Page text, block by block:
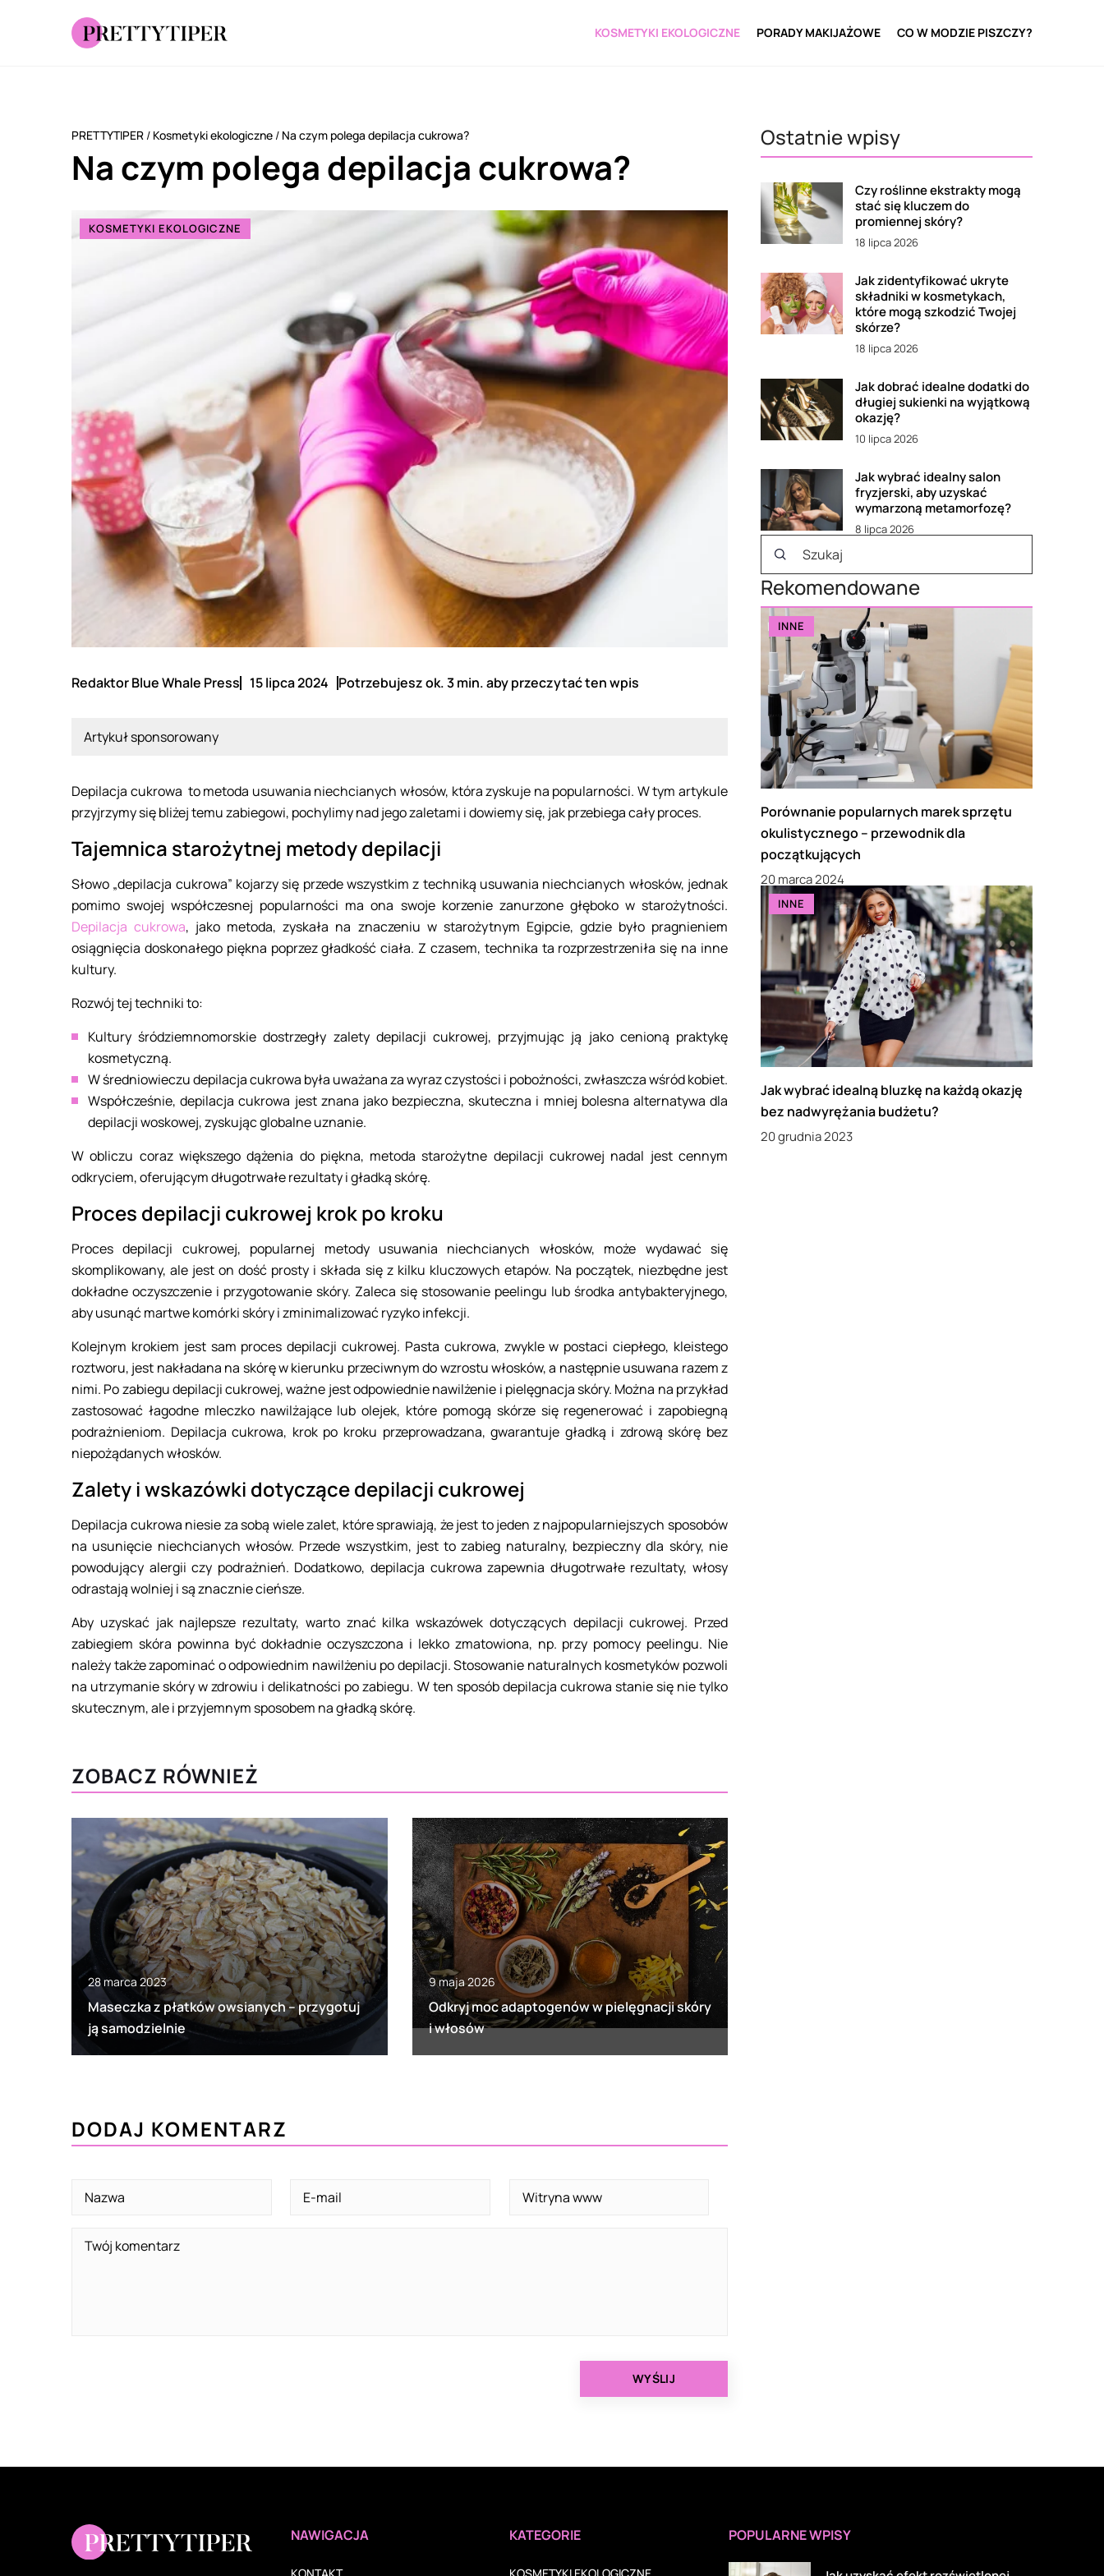
KOSMETYKI EKOLOGICZNE PORADY MAKIJAŻOWE CO W MODZIE PISZCZY?
PRETTYTIPER / Kosmetyki ekologiczne / Na czym polega depilacja cukrowa?
Na czym polega depilacja cukrowa?
KOSMETYKI EKOLOGICZNE
Redaktor Blue Whale Press 15 lipca 2024 Potrzebujesz ok. 3 min. aby przeczytać ten wpis
Artykuł sponsorowany
Depilacja cukrowa to metoda usuwania niechcianych włosów, która zyskuje na popularności. W tym artykule
przyjrzymy się bliżej temu zabiegowi, pochylimy nad jego zaletami i dowiemy się, jak przebiega cały proces.
Tajemnica starożytnej metody depilacji
Słowo „depilacja cukrowa” kojarzy się przede wszystkim z techniką usuwania niechcianych włosków, jednak
pomimo swojej współczesnej popularności ma ona swoje korzenie zanurzone głęboko w starożytności.
Depilacja cukrowa, jako metoda, zyskała na znaczeniu w starożytnym Egipcie, gdzie było pragnieniem
osiągnięcia doskonałego piękna poprzez gładkość ciała. Z czasem, technika ta rozprzestrzeniła się na inne
kultury.
Rozwój tej techniki to:
Kultury śródziemnomorskie dostrzegły zalety depilacji cukrowej, przyjmując ją jako cenioną praktykę
kosmetyczną.
W średniowieczu depilacja cukrowa była uważana za wyraz czystości i pobożności, zwłaszcza wśród kobiet.
Współcześnie, depilacja cukrowa jest znana jako bezpieczna, skuteczna i mniej bolesna alternatywa dla
depilacji woskowej, zyskując globalne uznanie.
W obliczu coraz większego dążenia do piękna, metoda starożytne depilacji cukrowej nadal jest cennym
odkryciem, oferującym długotrwałe rezultaty i gładką skórę.
Proces depilacji cukrowej krok po kroku
Proces depilacji cukrowej, popularnej metody usuwania niechcianych włosków, może wydawać się
skomplikowany, ale jest on dość prosty i składa się z kilku kluczowych etapów. Na początek, niezbędne jest
dokładne oczyszczenie i przygotowanie skóry. Zaleca się stosowanie peelingu lub środka antybakteryjnego,
aby usunąć martwe komórki skóry i zminimalizować ryzyko infekcji.
Kolejnym krokiem jest sam proces depilacji cukrowej. Pasta cukrowa, zwykle w postaci ciepłego, kleistego
roztworu, jest nakładana na skórę w kierunku przeciwnym do wzrostu włosków, a następnie usuwana razem z
nimi. Po zabiegu depilacji cukrowej, ważne jest odpowiednie nawilżenie i pielęgnacja skóry. Można na przykład
zastosować łagodne mleczko nawilżające lub olejek, które pomogą skórze się regenerować i zapobiegną
podrażnieniom. Depilacja cukrowa, krok po kroku przeprowadzana, gwarantuje gładką i zdrową skórę bez
niepożądanych włosków.
Zalety i wskazówki dotyczące depilacji cukrowej
Depilacja cukrowa niesie za sobą wiele zalet, które sprawiają, że jest to jeden z najpopularniejszych sposobów
na usunięcie niechcianych włosów. Przede wszystkim, jest to zabieg naturalny, bezpieczny dla skóry, nie
powodujący alergii czy podrażnień. Dodatkowo, depilacja cukrowa zapewnia długotrwałe rezultaty, włosy
odrastają wolniej i są znacznie cieńsze.
Aby uzyskać jak najlepsze rezultaty, warto znać kilka wskazówek dotyczących depilacji cukrowej. Przed
zabiegiem skóra powinna być dokładnie oczyszczona i lekko zmatowiona, np. przy pomocy peelingu. Nie
należy także zapominać o odpowiednim nawilżeniu po depilacji. Stosowanie naturalnych kosmetyków pozwoli
na utrzymanie skóry w zdrowiu i delikatności po zabiegu. W ten sposób depilacja cukrowa stanie się nie tylko
skutecznym, ale i przyjemnym sposobem na gładką skórę.
ZOBACZ RÓWNIEŻ
28 marca 2023
Maseczka z płatków owsianych – przygotuj
ją samodzielnie
9 maja 2026
Odkryj moc adaptogenów w pielęgnacji skóry
i włosów
Ostatnie wpisy
Czy roślinne ekstrakty mogą
stać się kluczem do
promiennej skóry?
18 lipca 2026
Jak zidentyfikować ukryte
składniki w kosmetykach,
które mogą szkodzić Twojej
skórze?
18 lipca 2026
Jak dobrać idealne dodatki do
długiej sukienki na wyjątkową
okazję?
10 lipca 2026
Jak wybrać idealny salon
fryzjerski, aby uzyskać
wymarzoną metamorfozę?
8 lipca 2026
Rekomendowane
INNE
Porównanie popularnych marek sprzętu
okulistycznego – przewodnik dla
początkujących
20 marca 2024
INNE
Jak wybrać idealną bluzkę na każdą okazję
bez nadwyrężania budżetu?
20 grudnia 2023
DODAJ KOMENTARZ
NAWIGACJA
KONTAKT
KATEGORIE
KOSMETYKI EKOLOGICZNE
POPULARNE WPISY